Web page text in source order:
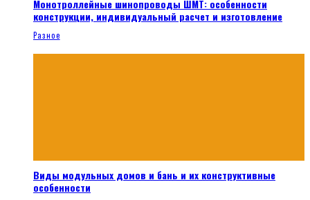
Монотроллейные шинопроводы ШМТ: особенности
конструкции, индивидуальный расчет и изготовление
Разное
Виды модульных домов и бань и их конструктивные
особенности